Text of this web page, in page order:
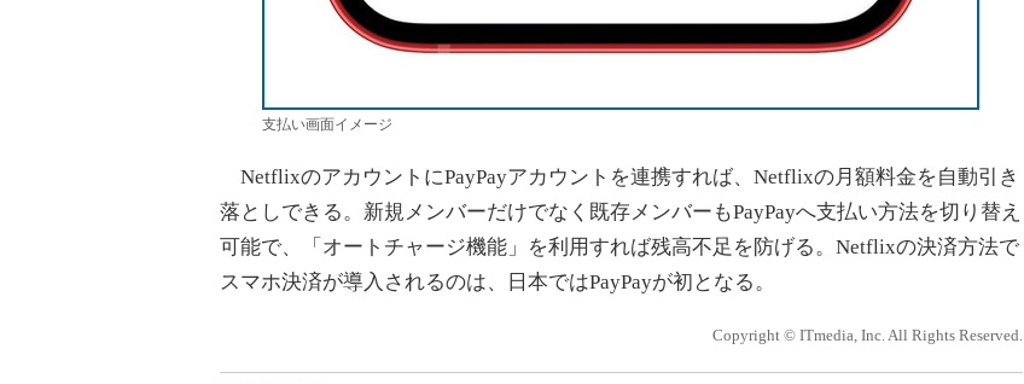
支払い画面イメージ
NetflixのアカウントにPayPayアカウントを連携すれば、Netflixの月額料金を自動引き
落としできる。新規メンバーだけでなく既存メンバーもPayPayへ支払い方法を切り替え
可能で、「オートチャージ機能」を利用すれば残高不足を防げる。Netflixの決済方法で
スマホ決済が導入されるのは、日本ではPayPayが初となる。
Copyright © ITmedia, Inc. All Rights Reserved.